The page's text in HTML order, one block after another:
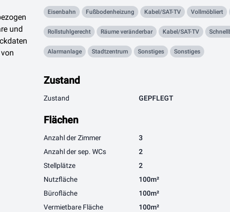
und
Eisenbahn Fußbodenheizung Kabel/SAT-TV Vollmöbliert
Rollstuhlgerecht Räume veränderbar Kabel/SAT-TV
Alarmanlage Stadtzentrum Sonstiges Sonstiges
Zustand
Zustand GEPFLEGT
Flächen
Anzahl der Zimmer
3
Anzahl der sep. WCs
2
Stellplätze
2
Nutzfläche
100m²
Bürofläche
100m²
Vermietbare Fläche
100m²